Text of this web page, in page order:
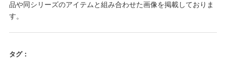
品や同シリーズのアイテムと組み合わせた画像を掲載しておりま
す。
タグ：